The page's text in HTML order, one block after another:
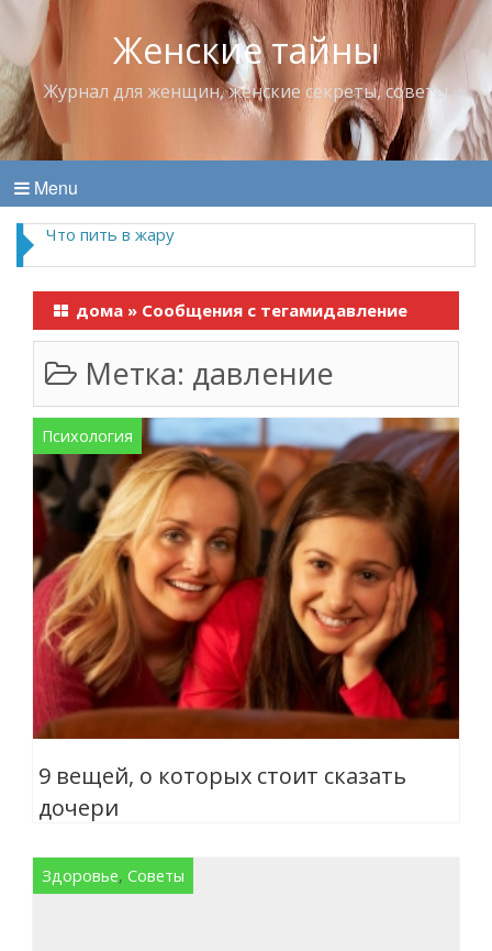
Женские тайны
Журнал для женщин, женские секреты, советы
Menu
Что пить в жару
дома » Сообщения с тегамидавление
Метка: давление
Психология
9 вещей, о которых стоит сказать
дочери
Здоровье, Советы